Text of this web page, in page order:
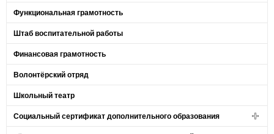
Функциональная грамотность
Штаб воспитательной работы
Финансовая грамотность
Волонтёрский отряд
Школьный театр
Социальный сертификат дополнительного образования